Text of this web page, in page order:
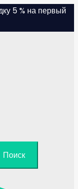
5 % на первый
Поиск